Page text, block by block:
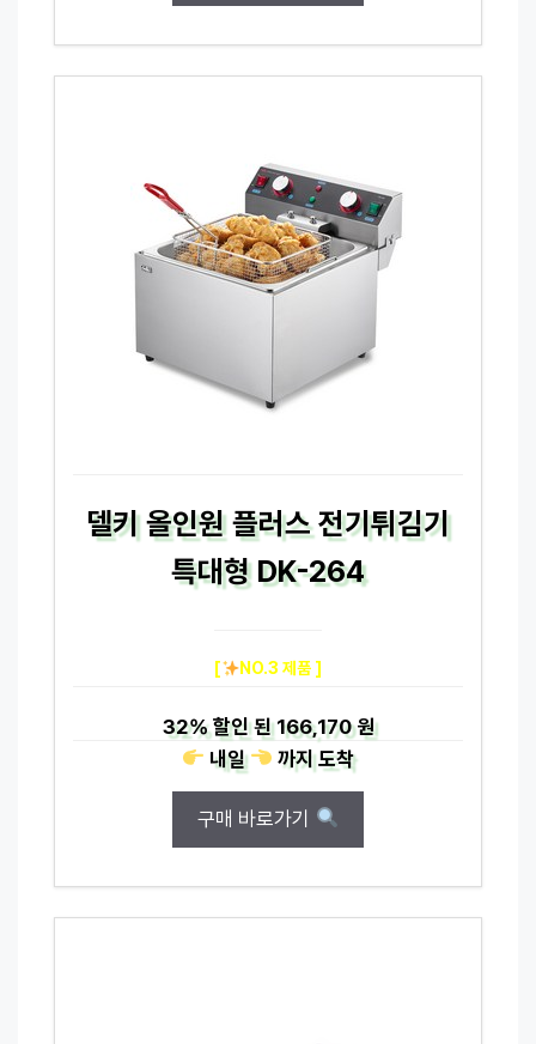
델키 올인원 플러스 전기튀김기
특대형 DK-264
[ NO.3 제품 ]
32%할인 된166,170 원
내일
까지도착
구매 바로가기